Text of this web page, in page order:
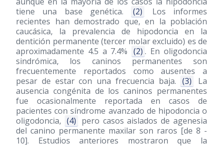
tiene una base genética.
(2)
Los informes
recientes han demostrado que, en la población
caucásica, la prevalencia de hipodoncia en la
dentición permanente (tercer molar excluido) es de
aproximadamente 4.5 a 7.4%
(2) . En oligodoncia
sindrómica, los caninos permanentes son
frecuentemente reportados como ausentes a
pesar de estar con una frecuencia baja.
(3)
La
ausencia congénita de los caninos permanentes
fue ocasionalmente reportada en casos de
pacientes con síndrome avanzado de hipodoncia o
oligodoncia, (4) pero casos aislados de agenesia
del canino permanente maxilar son raros [de 8 -
10]. Estudios anteriores mostraron que la